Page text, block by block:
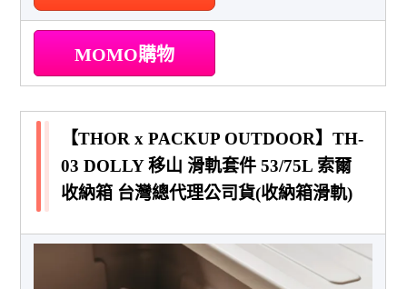
MOMO購物
【THOR x PACKUP OUTDOOR】TH-
03 DOLLY 移山 滑軌套件 53/75L 索爾
收納箱 台灣總代理公司貨(收納箱滑軌)